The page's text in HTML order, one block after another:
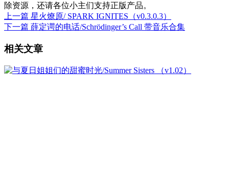
除资源，还请各位小主们支持正版产品。
上一篇 星火燎原/ SPARK IGNITES（v0.3.0.3）
下一篇 薛定谔的电话/Schrödinger’s Call 带音乐合集
相关文章